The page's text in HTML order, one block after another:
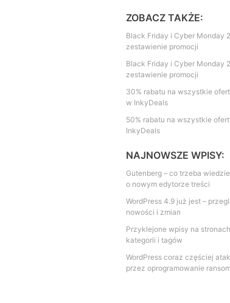
ZOBACZ TAKŻE:
Black Friday i Cyber Monday
zestawienie promocji
Black Friday i Cyber Monday
zestawienie promocji
30% rabatu na wszystkie
w InkyDeals
50% rabatu na wszystkie
InkyDeals
NAJNOWSZE WPISY:
Gutenberg – co trzeba
o nowym edytorze treści
WordPress 4.9 już jest –
nowości i zmian
Przyklejone wpisy na stronach
kategorii i tagów
WordPress coraz częściej
przez oprogramowanie